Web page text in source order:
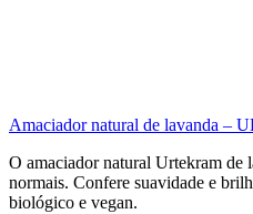
Amaciador natural de lavanda –
O amaciador natural Urtekram de
normais. Confere suavidade e
biológico e vegan.